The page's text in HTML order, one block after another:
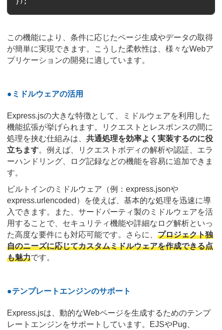
この機能により、条件に応じたページ生成やデータの取得
が簡単に実現できます。こうした柔軟性は、様々なWebア
プリケーションの開発に適しています。
●ミドルウェアの活用
Express.jsの大きな特徴として、ミドルウェアを利用した
機能拡張が挙げられます。リクエストとレスポンスの間に
処理を挟む仕組みは、 共通処理を効率よく実装するのに役
立ちます。例えば、リクエストボディの解析や認証、エラ
ーハンドリング、ログ記録などの機能を容易に追加できま
す。
ビルトインのミドルウェア（例：express.jsonや
express.urlencoded）を使えば、基本的な処理を迅速に導
入できます。また、サードパーティ製のミドルウェアを活
用することで、セキュリティ機能や詳細なログ解析といっ
た高度な要件にも対応可能です。さらに、 プロジェクト独
自のニーズに応じてカスタムミドルウェアを作成できる点
も魅力です。
●テンプレートエンジンのサポート
Express.jsは、動的なWebページを生成するためのテンプ
レートエンジンをサポートしています。EJSやPug、